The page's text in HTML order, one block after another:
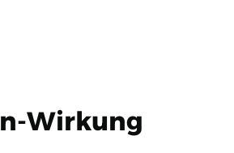
Wirkung